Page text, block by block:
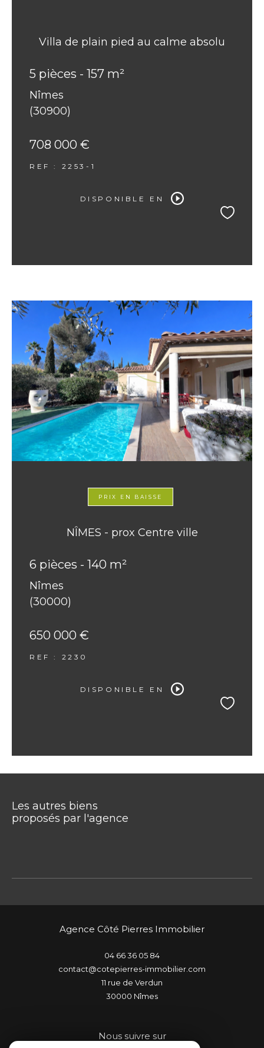
Villa de plain pied au calme absolu
5 pièces - 157 m²
Nîmes
(30900)
708 000 €
REF : 2253-1
DISPONIBLE EN
PRIX EN BAISSE
NÎMES - prox Centre ville
6 pièces - 140 m²
Nîmes
(30000)
650 000 €
REF : 2230
DISPONIBLE EN
Les autres biens
proposés par l'agence
Agence Côté Pierres Immobilier
04 66 36 05 84
contact@cotepierres-immobilier.com
11 rue de Verdun
30000
nîmes
Nous suivre sur